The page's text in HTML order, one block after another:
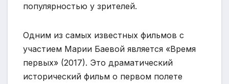
популярностью у зрителей.
Одним из самых известных фильмов с
участием Марии Баевой является «Время
первых» (2017). Это драматический
исторический фильм о первом полете